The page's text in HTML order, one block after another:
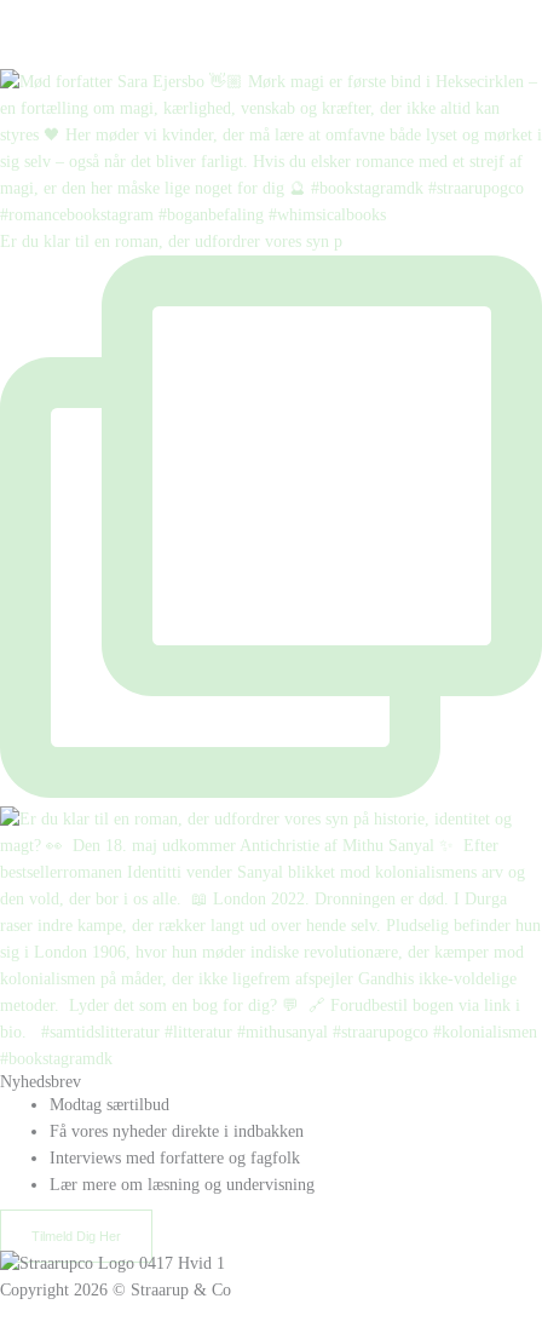
Er du klar til en roman, der udfordrer vores syn p
Nyhedsbrev
Modtag særtilbud
Få vores nyheder direkte i indbakken
Interviews med forfattere og fagfolk
Lær mere om læsning og undervisning
Tilmeld Dig Her
Copyright 2026 © Straarup & Co